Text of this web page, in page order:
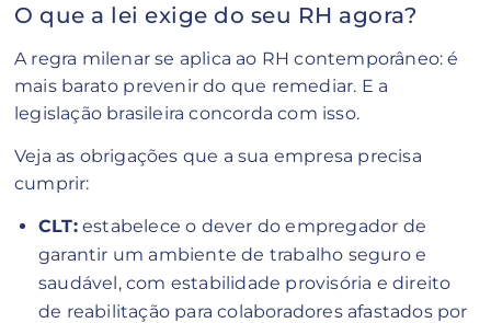
O que a lei exige do seu RH agora?
A regra milenar se aplica ao RH contemporâneo: é
mais barato prevenir do que remediar. E a
legislação brasileira concorda com isso.
Veja as obrigações que a sua empresa precisa
cumprir:
CLT:estabelece o dever do empregador de
garantir um ambiente de trabalho seguro e
saudável, com estabilidade provisória e direito
de reabilitação para colaboradores afastados por